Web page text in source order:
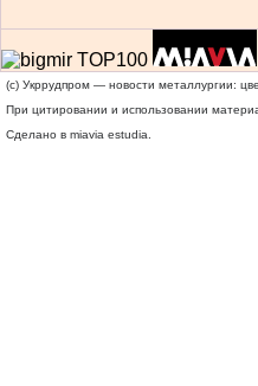
(c) Укррудпром — новости металлургии:
При цитировании и использовании
Сделано в miavia estudia.